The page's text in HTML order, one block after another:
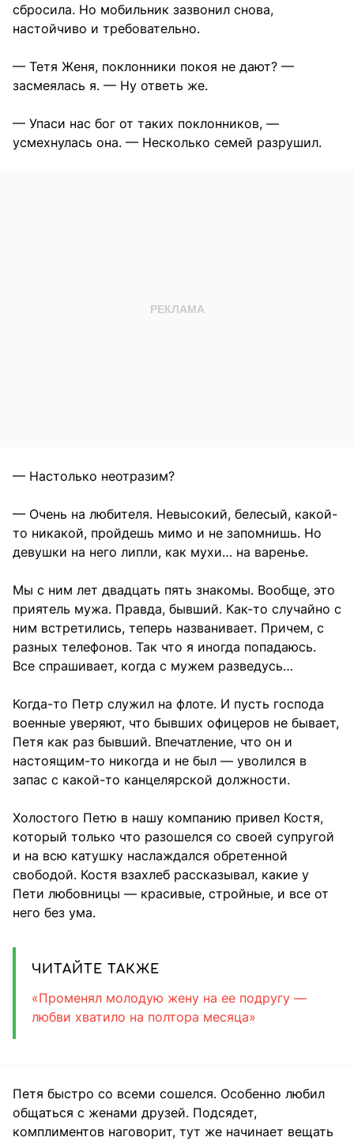
сбросила. Но мобильник зазвонил снова,
настойчиво и требовательно.
— Тетя Женя, поклонники покоя не дают? —
засмеялась я. — Ну ответь же.
— Упаси нас бог от таких поклонников, —
усмехнулась она. — Несколько семей разрушил.
— Настолько неотразим?
— Очень на любителя. Невысокий, белесый, какой-
то никакой, пройдешь мимо и не запомнишь. Но
девушки на него липли, как мухи… на варенье.
Мы с ним лет двадцать пять знакомы. Вообще, это
приятель мужа. Правда, бывший. Как-то случайно с
ним встретились, теперь названивает. Причем, с
разных телефонов. Так что я иногда попадаюсь.
Все спрашивает, когда с мужем разведусь…
Когда-то Петр служил на флоте. И пусть господа
военные уверяют, что бывших офицеров не бывает,
Петя как раз бывший. Впечатление, что он и
настоящим-то никогда и не был — уволился в
запас с какой-то канцелярской должности.
Холостого Петю в нашу компанию привел Костя,
который только что разошелся со своей супругой
и на всю катушку наслаждался обретенной
свободой. Костя взахлеб рассказывал, какие у
Пети любовницы — красивые, стройные, и все от
него без ума.
ЧИТАЙТЕ ТАКЖЕ
«Променял молодую жену на ее подругу —
любви хватило на полтора месяца»
Петя быстро со всеми сошелся. Особенно любил
общаться с женами друзей. Подсядет,
комплиментов наговорит, тут же начинает вещать